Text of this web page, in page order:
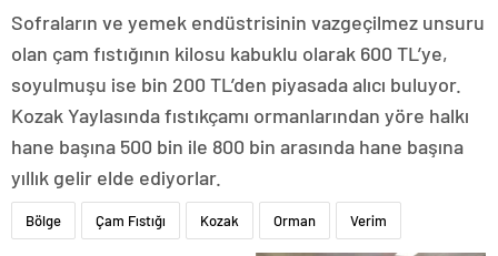
Sofraların ve yemek endüstrisinin vazgeçilmez unsuru
olan çam fıstığının kilosu kabuklu olarak 600 TL’ye,
soyulmuşu ise bin 200 TL’den piyasada alıcı buluyor.
Kozak Yaylasında fıstıkçamı ormanlarından yöre halkı
hane başına 500 bin ile 800 bin arasında hane başına
yıllık gelir elde ediyorlar.
Bölge Çam Fıstığı Kozak Orman Verim